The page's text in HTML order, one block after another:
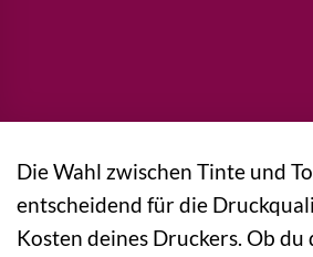
Die Wahl zwischen Tinte und
entscheidend für die
Kosten deines Druckers. Ob du